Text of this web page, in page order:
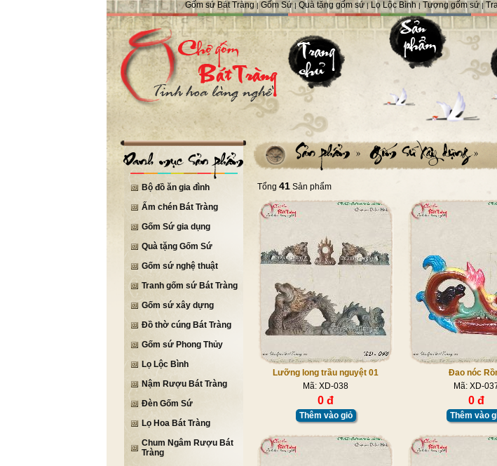
Gốm sứ Bát Tràng | Gốm Sứ | Quà tặng gốm sứ|Lọ Lộc Bình| Tượng gốm sứ |
Bộ đồ ăn gia đình
Ấm chén Bát Tràng
Gốm Sứ gia dụng
Quà tặng Gốm Sứ
Gốm sứ nghệ thuật
Tranh gốm sứ Bát Tràng
Gốm sứ xây dựng
Đồ thờ cúng Bát Tràng
Gốm sứ Phong Thủy
Lọ Lộc Bình
Nậm Rượu Bát Tràng
Đèn Gốm Sứ
Lọ Hoa Bát Tràng
Chum Ngâm Rượu Bát
Tràng
Tổng 41 Sản phẩm
Lưỡng long trầu nguyệt 01
Mã: XD-038
0 đ
Thêm vào giỏ
Đao nóc
Mã: XD-
0 đ
Thêm vào